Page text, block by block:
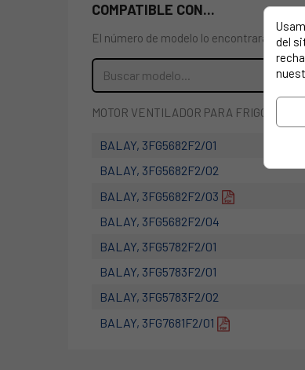
COMPATIBLE CON...
El número de modelo lo encontrarás en
MOTOR VENTILADOR PARA FRIGORIFICO
BALAY, 3FG5682F2/01
BALAY, 3FG5682F2/02
BALAY, 3FG5682F2/03
BALAY, 3FG5682F2/04
BALAY, 3FG5782F2/01
BALAY, 3FG5783F2/01
BALAY, 3FG5783F2/02
BALAY, 3FG7681F2/01
del